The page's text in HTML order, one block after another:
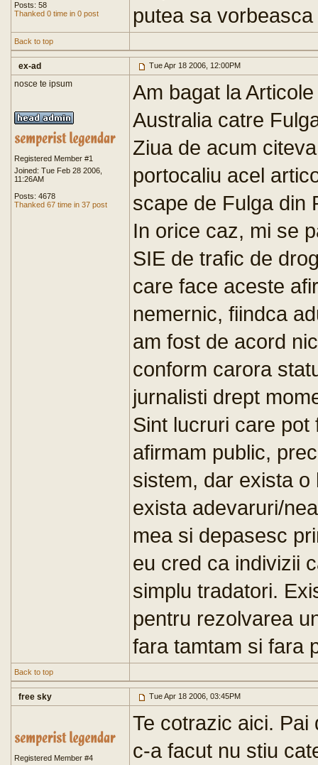
Posts: 58
Thanked 0 time in 0 post
putea sa
Back to top
ex-ad Tue Apr 18 2006, 12:00PM
nosce te ipsum
Registered Member #1
Joined: Tue Feb 28 2006,
11:26AM
Posts: 4678
Thanked 67 time in 37 post
Am bagat la
Australia catre
Ziua de acum
portocaliu acel
scape de Fulga din
In orice caz, mi se
SIE de trafic de
care face aceste
nemernic, fiindca
am fost de acord
conform carora
jurnalisti drept
Sint lucruri care
afirmam public,
sistem, dar exista o
exista adevaruri/
mea si depasesc
eu cred ca indivizii
simplu tradatori.
pentru rezolvarea
fara tamtam si fara
Back to top
free sky Tue Apr 18 2006, 03:45PM
Registered Member #4
Te cotrazic aici. Pai
c-a facut nu stiu